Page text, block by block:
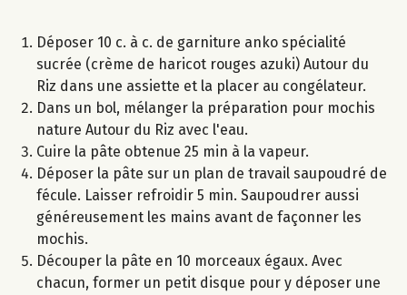
Déposer 10 c. à c. de garniture anko spécialité
sucrée (crème de haricot rouges azuki) Autour du
Riz dans une assiette et la placer au congélateur.
Dans un bol, mélanger la préparation pour mochis
nature Autour du Riz avec l'eau.
Cuire la pâte obtenue 25 min à la vapeur.
Déposer la pâte sur un plan de travail saupoudré de
fécule. Laisser refroidir 5 min. Saupoudrer aussi
généreusement les mains avant de façonner les
mochis.
Découper la pâte en 10 morceaux égaux. Avec
chacun, former un petit disque pour y déposer une